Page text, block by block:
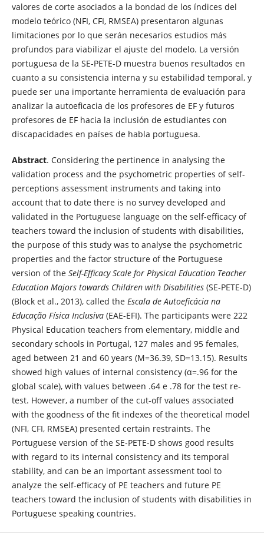
valores de corte asociados a la bondad de los índices del
modelo teórico (NFI, CFI, RMSEA) presentaron algunas
limitaciones por lo que serán necesarios estudios más
profundos para viabilizar el ajuste del modelo. La versión
portuguesa de la SE-PETE-D muestra buenos resultados en
cuanto a su consistencia interna y su estabilidad temporal, y
puede ser una importante herramienta de evaluación para
analizar la autoeficacia de los profesores de EF y futuros
profesores de EF hacia la inclusión de estudiantes con
discapacidades en países de habla portuguesa.
Abstract. Considering the pertinence in analysing the
validation process and the psychometric properties of self-
perceptions assessment instruments and taking into
account that to date there is no survey developed and
validated in the Portuguese language on the self-efficacy of
teachers toward the inclusion of students with disabilities,
the purpose of this study was to analyse the psychometric
properties and the factor structure of the Portuguese
version of the Self-Efficacy Scale for Physical Education Teacher
Education Majors towards Children with Disabilities(SE-PETE-D)
(Block et al., 2013), called the Escala de Autoeficácia na
Educação Física Inclusiva(EAE-EFI). The participants were 222
Physical Education teachers from elementary, middle and
secondary schools in Portugal, 127 males and 95 females,
aged between 21 and 60 years (M=36.39, SD=13.15). Results
showed high values ​​of internal consistency (α=.96 for the
global scale), with values between .64 e .78 for the test re-
test. However, a number of the cut-off values ​​associated
with the goodness of the fit indexes of the theoretical model
(NFI, CFI, RMSEA) presented certain restraints. The
Portuguese version of the SE-PETE-D shows good results
with regard to its internal consistency and its temporal
stability, and can be an important assessment tool to
analyze the self-efficacy of PE teachers and future PE
teachers toward the inclusion of students with disabilities in
Portuguese speaking countries.